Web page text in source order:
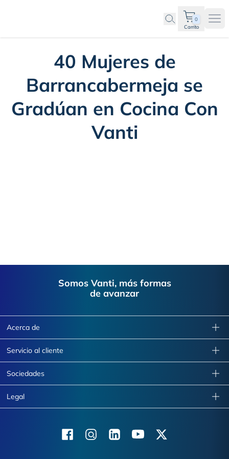
0
Carrito
40 Mujeres de
Barrancabermeja se
Gradúan en Cocina Con
Vanti
Somos Vanti, más formas
de avanzar
Acerca de
Servicio al cliente
Sociedades
Legal
FacebookInstagramLinkedinYoutubeX (Twitter)